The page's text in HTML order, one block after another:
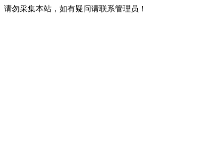
请勿采集本站，如有疑问请联系管理员！